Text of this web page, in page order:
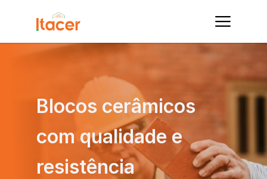
Blocos cerâmicos
com qualidade e
resistência